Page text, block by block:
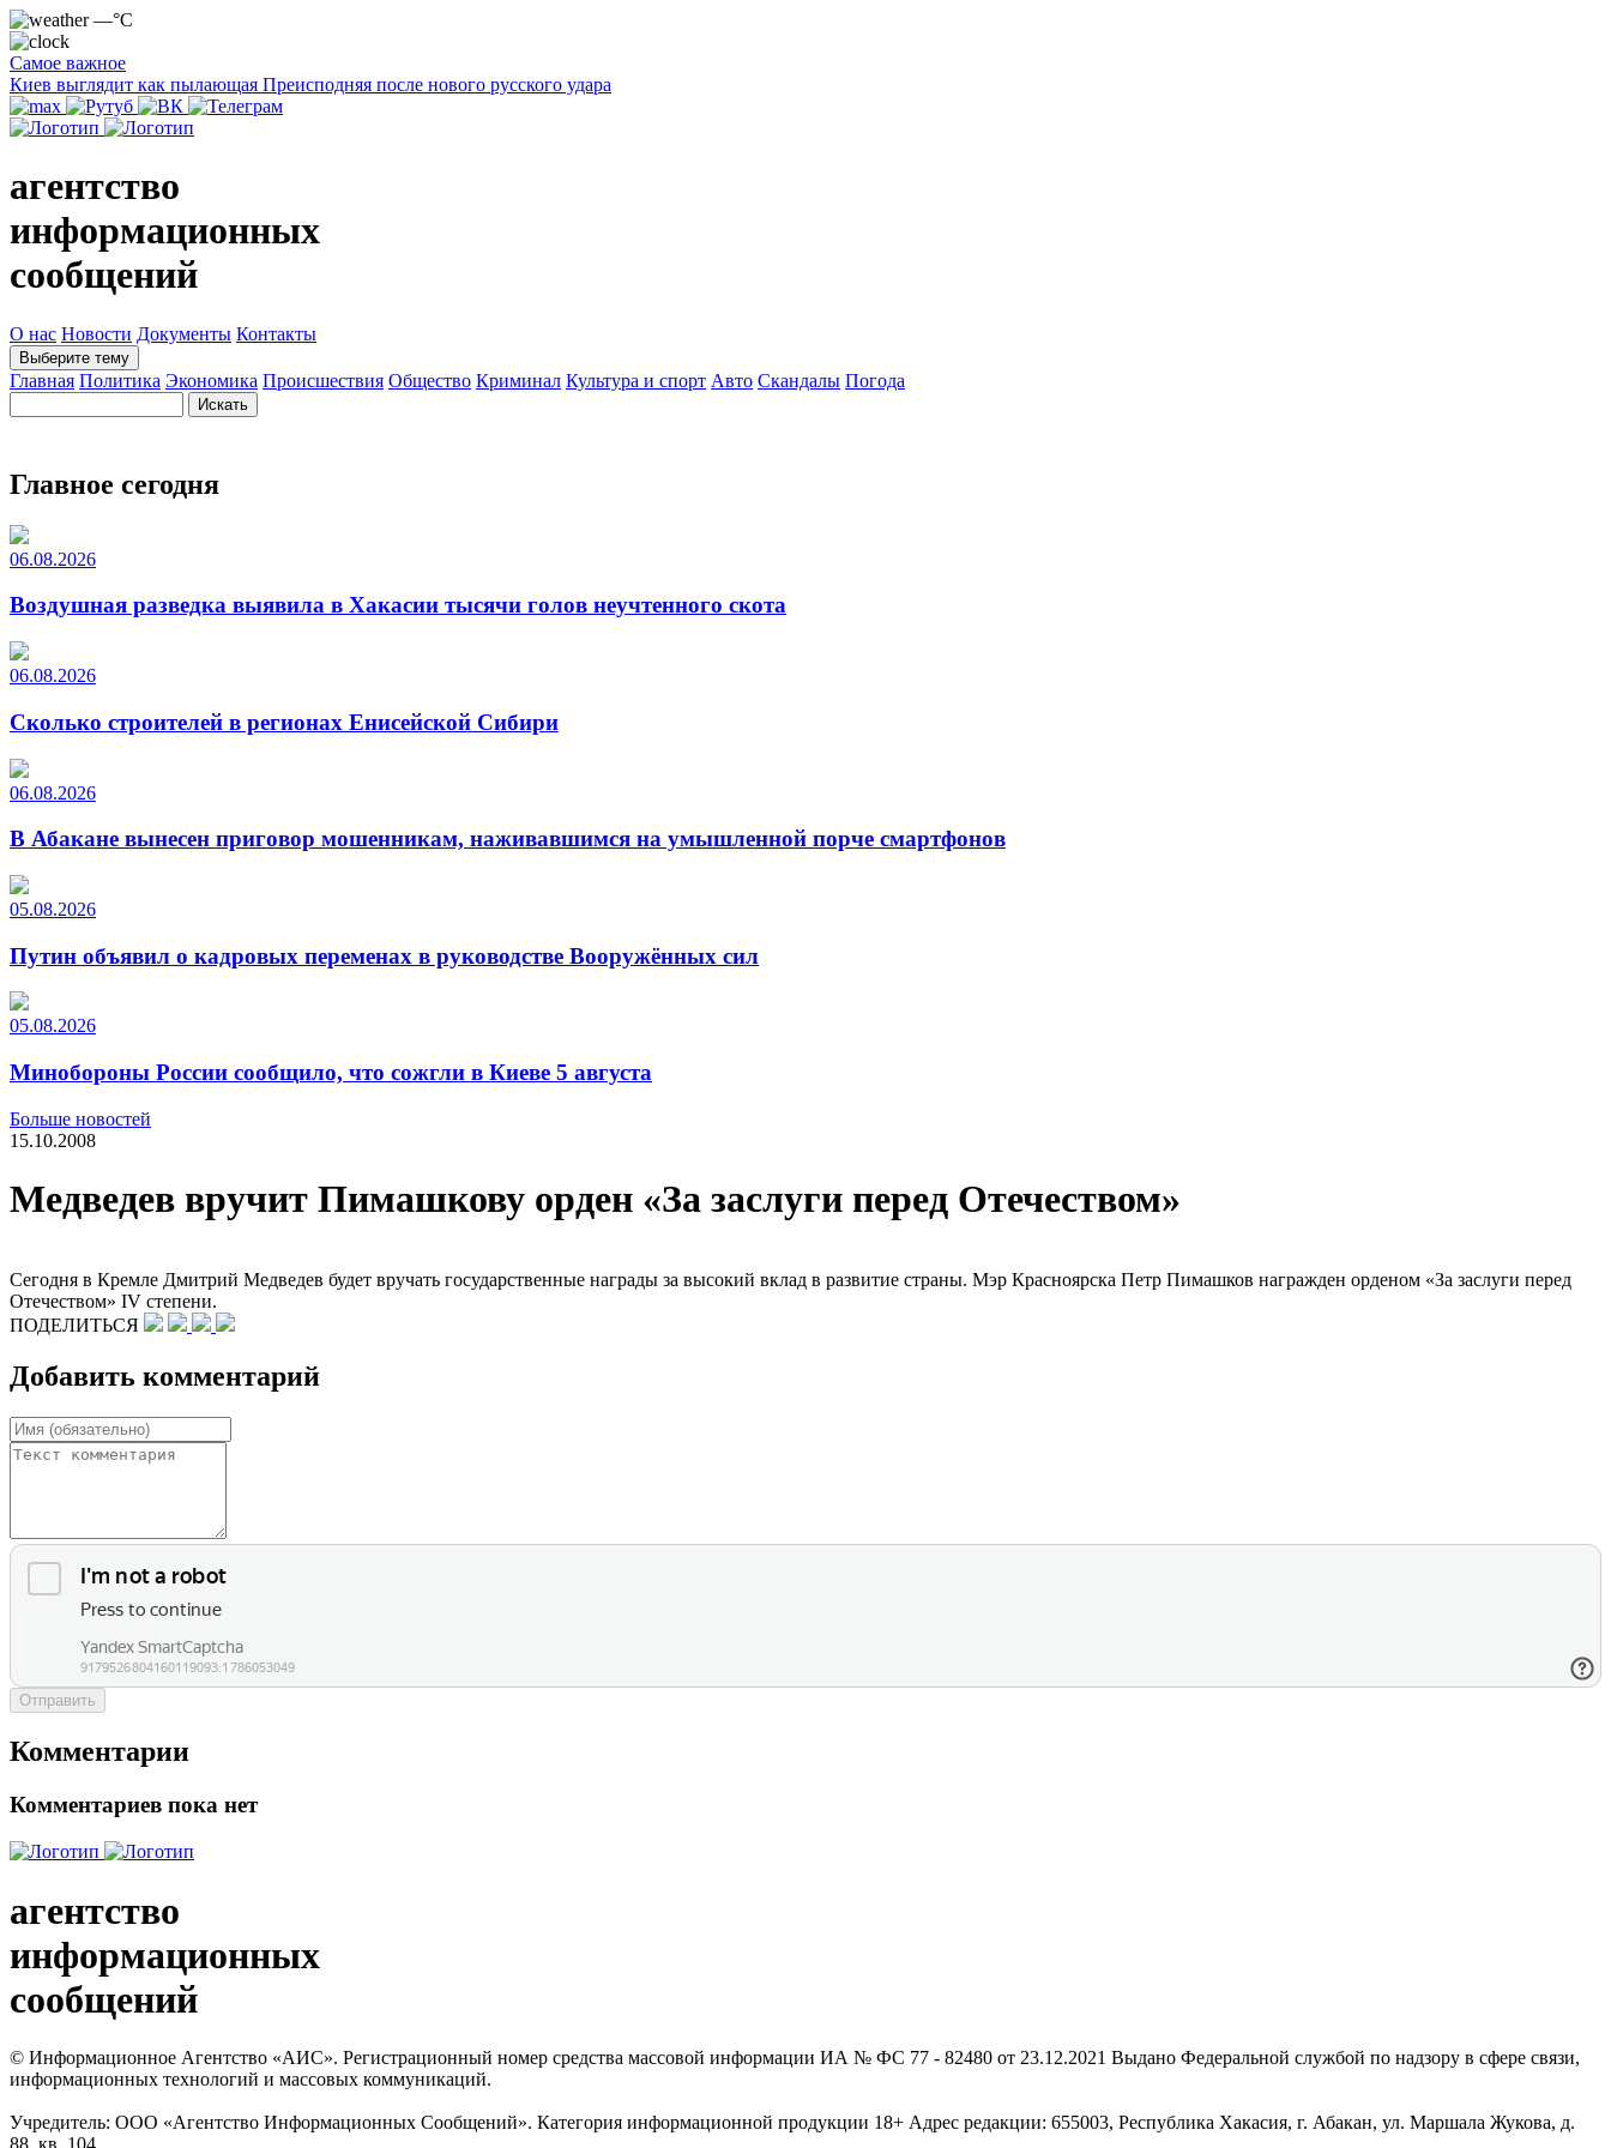
—°C
Самое важное
Киев выглядит как пылающая Преисподняя после нового русского удара
агентство
информационных
сообщений
О нас Новости Документы Контакты
Выберите тему
Главная Политика Экономика Происшествия Общество Криминал Культура и спорт Авто Скандалы Погода
Главное сегодня
06.08.2026
Воздушная разведка выявила в Хакасии тысячи голов неучтенного скота
06.08.2026
Сколько строителей в регионах Енисейской Сибири
06.08.2026
В Абакане вынесен приговор мошенникам, наживавшимся на умышленной порче смартфонов
05.08.2026
Путин объявил о кадровых переменах в руководстве Вооружённых сил
05.08.2026
Минобороны России сообщило, что сожгли в Киеве 5 августа
Больше новостей
15.10.2008
Медведев вручит Пимашкову орден «За заслуги перед Отечеством»
Сегодня в Кремле Дмитрий Медведев будет вручать государственные награды за высокий вклад в развитие страны. Мэр Красноярска Петр Пимашков награжден орденом «За заслуги перед
Отечеством» IV степени.
ПОДЕЛИТЬСЯ
Добавить комментарий
Отправить
Комментарии
Комментариев пока нет
агентство
информационных
сообщений
© Информационное Агентство «АИС». Регистрационный номер средства массовой информации ИА № ФС 77 - 82480 от 23.12.2021 Выдано Федеральной службой по надзору в сфере связи,
информационных технологий и массовых коммуникаций.
Учредитель: ООО «Агентство Информационных Сообщений». Категория информационной продукции 18+ Адрес редакции: 655003, Республика Хакасия, г. Абакан, ул. Маршала Жукова, д.
88, кв. 104.